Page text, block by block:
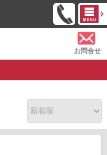
お問合せ